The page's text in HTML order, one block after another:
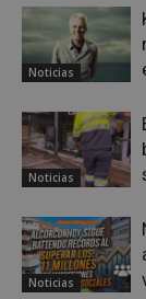
Noticias
Noticias
Noticias
sp_t